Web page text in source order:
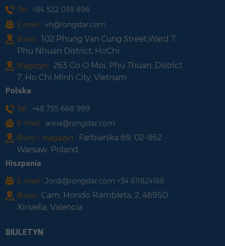
Tel : +84 522 038 896
E-mail : vn@rongstar.com
Biuro : 102 Phung Van Cung Street,Ward 7,
Phu Nhuan District, HoChi
Magazyn : 263 Go O Moi, Phu Thuan, District
7, Ho Chi Minh City, Vietnam
Polska
Tel : +48 735 668 999
E-mail : anna@rongstar.com
Biuro i magazyn : Farbiarska 69, 02-862
Warsaw, Poland
Hiszpania
E-mail : Jordi@rongstar.com +34 611824188
Biuro : Cam. Hondo Rambleta, 2, 46950
Xirivella, Valencia
BIULETYN